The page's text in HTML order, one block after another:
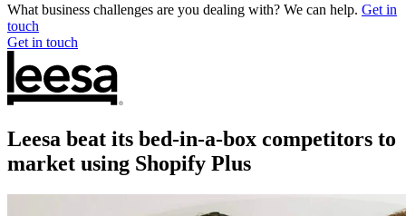
What business challenges are you dealing with? We can help. Get in
touch
Get in touch
Leesa beat its bed-in-a-box competitors to
market using Shopify Plus